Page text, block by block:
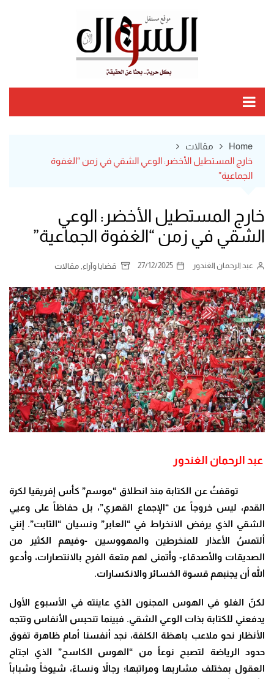
Home
مقالات
خارج المستطيل الأخضر: الوعي الشقي في زمن “الغفوة
الجماعية”
خارج المستطيل الأخضر: الوعي
الشقي في زمن “الغفوة الجماعية”
عبد الرحمان الغندور 27/12/2025 قضايا وآراء مقالات
عبد الرحمان الغندور
توقفتُ عن الكتابة منذ انطلاق “موسم” كأس إفريقيا لكرة
القدم، ليس خروجاً عن “الإجماع القهري”، بل حفاظاً على وعيي
الشقي الذي يرفض الانخراط في “العابر” ونسيان “الثابت”. إنني
ألتمسُ الأعذار للمنخرطين والمهووسين -وفيهم الكثير من
الصديقات والأصدقاء- وأتمنى لهم متعة الفرح بالانتصارات، وأدعو
الله أن يجنبهم قسوة الخسائر والانكسارات.
لكنّ الغلو في الهوس المجنون الذي عاينته في الأسبوع الأول
يدفعني للكتابة بذات الوعي الشقي. فبينما تنحبس الأنفاس وتتجه
الأنظار نحو ملاعب باهظة الكلفة، نجد أنفسنا أمام ظاهرة تفوق
حدود الرياضة لتصبح نوعاً من “الهوس الكاسح” الذي اجتاح
العقول بمختلف مشاربها ومراتبها؛ رجالاً ونساءً، شيوخاً وشباباً